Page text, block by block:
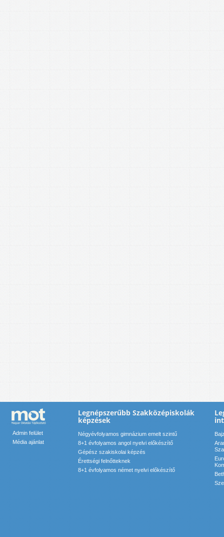
Admin felület
Média ajánlat
Legnépszerűbb Szakközépiskolák
képzések
Négyévfolyamos gimnázium emelt szintű
8+1 évfolyamos angol nyelvi előkészítő
Gépész szakiskolai képzés
Érettségi felnőtteknek
8+1 évfolyamos német nyelvi előkészítő